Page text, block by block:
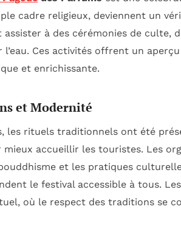
cadre religieux, deviennent un
assister à des cérémonies de culte,
l’eau. Ces activités offrent un
et enrichissante.
et Modernité
les rituels traditionnels ont été
mieux accueillir les touristes. Les
et les pratiques
le festival accessible à tous.
où le respect des traditions se